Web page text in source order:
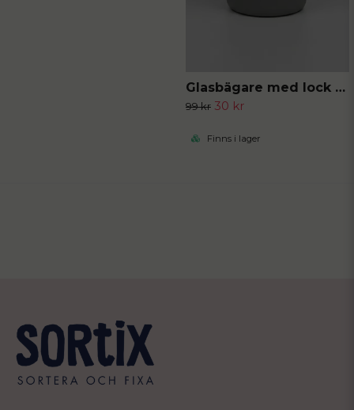
Glasbägare med lock och sugrör
99 kr 30 kr
Finns i lager